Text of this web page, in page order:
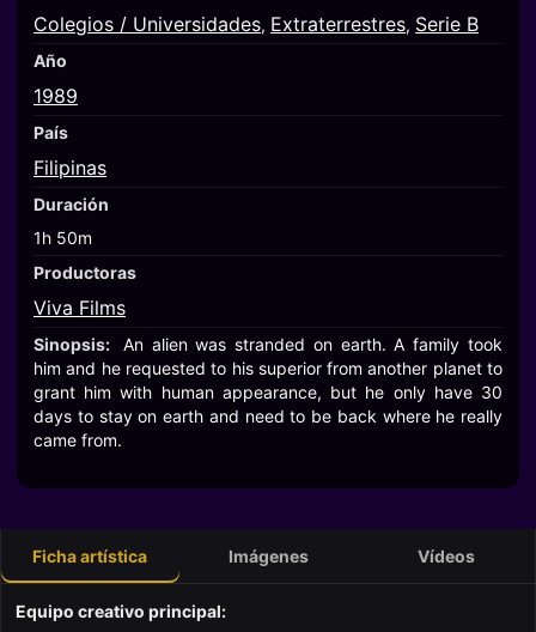
Colegios / Universidades, Extraterrestres, Serie B
Año
1989
País
Filipinas
Duración
1h 50m
Productoras
Viva Films
Sinopsis:
An alien was stranded on earth. A family took
him and he requested to his superior from another planet to
grant him with human appearance, but he only have 30
days to stay on earth and need to be back where he really
came from.
Ficha artística Imágenes Vídeos
Equipo creativo principal: